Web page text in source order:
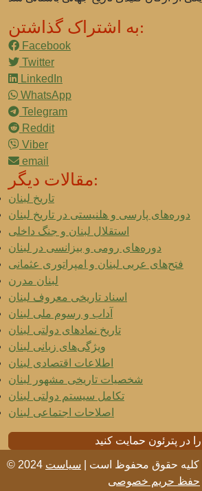
به اشتراک گذاشتن:
Facebook
Twitter
LinkedIn
WhatsApp
Telegram
Reddit
Viber
email
مقالات دیگر:
تاریخ لبنان
دوره‌های پارسی و هلنیستی در تاریخ لبنان
استقلال لبنان و جنگ داخلی
دوره‌های رومی و بیزانسی در لبنان
فتح‌های عربی لبنان و امپراتوری عثمانی
لبنان مدرن
اسناد تاریخی معروف لبنان
آداب و رسوم ملی لبنان
تاریخ نمادهای دولتی لبنان
ویژگی‌های زبانی لبنان
اطلاعات اقتصادی لبنان
شخصیات تاریخی مشهور لبنان
تکامل سیستم دولتی لبنان
اصلاحات اجتماعی لبنان
در پترئون حمایت کنید
| کلیه حقوق محفوظ است | سیاست
حفظ حریم خصوصی